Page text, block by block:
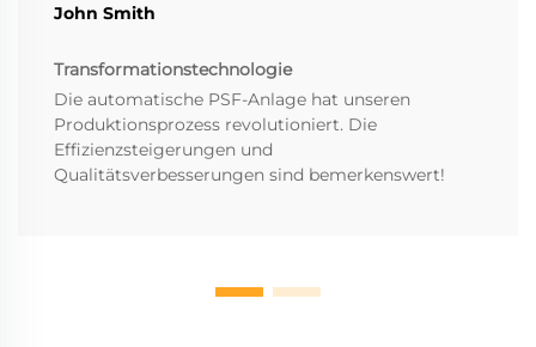
John Smith
Transformationstechnologie
Die automatische PSF-Anlage hat unseren
Produktionsprozess revolutioniert. Die
Effizienzsteigerungen und
Qualitätsverbesserungen sind bemerkenswert!